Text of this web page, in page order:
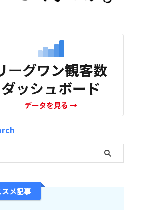
ーグワン観客数
ダッシュボード
データを見る →
スメ記事